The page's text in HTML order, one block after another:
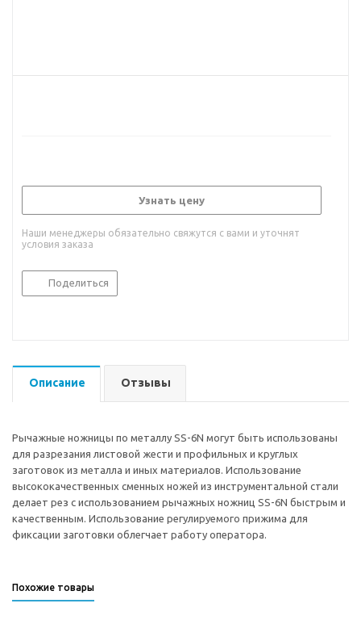
Узнать цену
Наши менеджеры обязательно свяжутся с вами и уточнят
условия заказа
Поделиться
Описание Отзывы
Рычажные ножницы по металлу SS-6N могут быть использованы
для разрезания листовой жести и профильных и круглых
заготовок из металла и иных материалов. Использование
высококачественных сменных ножей из инструментальной стали
делает рез с использованием рычажных ножниц SS-6N быстрым и
качественным. Использование регулируемого прижима для
фиксации заготовки облегчает работу оператора.
Похожие товары